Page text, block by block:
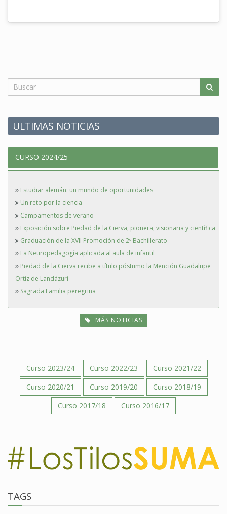
ULTIMAS NOTICIAS
CURSO 2024/25
Estudiar alemán: un mundo de oportunidades
Un reto por la ciencia
Campamentos de verano
Exposición sobre Piedad de la Cierva, pionera, visionaria y científica
Graduación de la XVII Promoción de 2º Bachillerato
La Neuropedagogía aplicada al aula de infantil
Piedad de la Cierva recibe a título póstumo la Mención Guadalupe
Ortiz de Landázuri
Sagrada Familia peregrina
MÁS NOTICIAS
Curso 2023/24 Curso 2022/23
Curso 2021/22
Curso 2020/21
Curso 2019/20
Curso 2018/19
Curso 2017/18
Curso 2016/17
TAGS